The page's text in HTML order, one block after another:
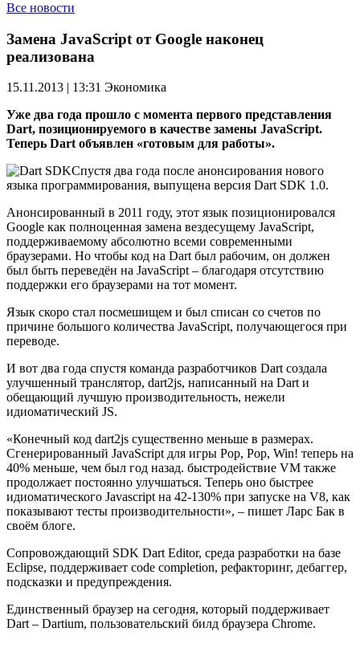
Все новости
Замена JavaScript от Google наконец
реализована
15.11.2013 | 13:31 Экономика
Уже два года прошло с момента первого представления
Dart, позиционируемого в качестве замены JavaScript.
Теперь Dart объявлен «готовым для работы».
Спустя два года после анонсирования нового
языка программирования, выпущена версия Dart SDK 1.0.
Анонсированный в 2011 году, этот язык позиционировался
Google как полноценная замена вездесущему JavaScript,
поддерживаемому абсолютно всеми современными
браузерами. Но чтобы код на Dart был рабочим, он должен
был быть переведён на JavaScript – благодаря отсутствию
поддержки его браузерами на тот момент.
Язык скоро стал посмешищем и был списан со счетов по
причине большого количества JavaScript, получающегося при
переводе.
И вот два года спустя команда разработчиков Dart создала
улучшенный транслятор, dart2js, написанный на Dart и
обещающий лучшую производительность, нежели
идиоматический JS.
«Конечный код dart2js существенно меньше в размерах.
Сгенерированный JavaScript для игры Pop, Pop, Win! теперь на
40% меньше, чем был год назад. быстродействие VM также
продолжает постоянно улучшаться. Теперь оно быстрее
идиоматического Javascript на 42-130% при запуске на V8, как
показывают тесты производительности», – пишет Ларс Бак в
своём блоге.
Сопровождающий SDK Dart Editor, среда разработки на базе
Eclipse, поддерживает code completion, рефакторинг, дебаггер,
подсказки и предупреждения.
Единственный браузер на сегодня, который поддерживает
Dart – Dartium, пользовательский билд браузера Chrome.